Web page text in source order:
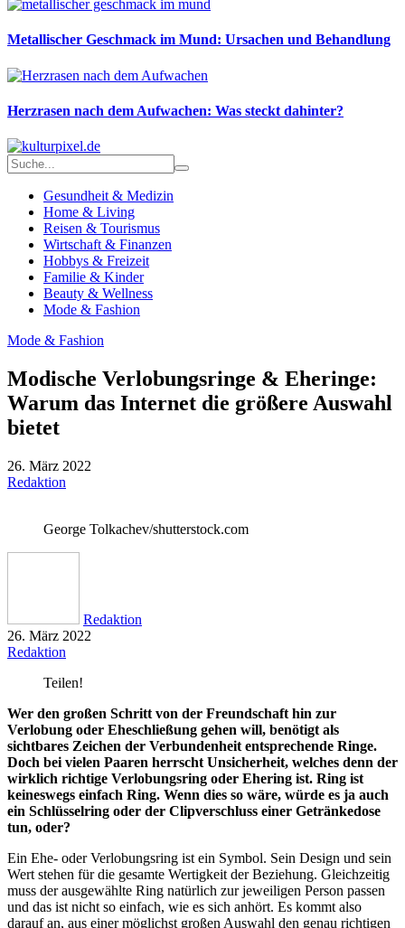
Metallischer Geschmack im Mund: Ursachen und Behandlung
Herzrasen nach dem Aufwachen: Was steckt dahinter?
Gesundheit & Medizin
Home & Living
Reisen & Tourismus
Wirtschaft & Finanzen
Hobbys & Freizeit
Familie & Kinder
Beauty & Wellness
Mode & Fashion
Mode & Fashion
Modische Verlobungsringe & Eheringe:
Warum das Internet die größere Auswahl
bietet
26. März 2022
Redaktion
George Tolkachev/shutterstock.com
Redaktion
26. März 2022
Redaktion
Teilen!
Wer den großen Schritt von der Freundschaft hin zur
Verlobung oder Eheschließung gehen will, benötigt als
sichtbares Zeichen der Verbundenheit entsprechende Ringe.
Doch bei vielen Paaren herrscht Unsicherheit, welches denn der
wirklich richtige Verlobungsring oder Ehering ist. Ring ist
keineswegs einfach Ring. Wenn dies so wäre, würde es ja auch
ein Schlüsselring oder der Clipverschluss einer Getränkedose
tun, oder?
Ein Ehe- oder Verlobungsring ist ein Symbol. Sein Design und sein
Wert stehen für die gesamte Wertigkeit der Beziehung. Gleichzeitig
muss der ausgewählte Ring natürlich zur jeweiligen Person passen
und das ist nicht so einfach, wie es sich anhört. Es kommt also
darauf an, aus einer möglichst großen Auswahl den genau richtigen